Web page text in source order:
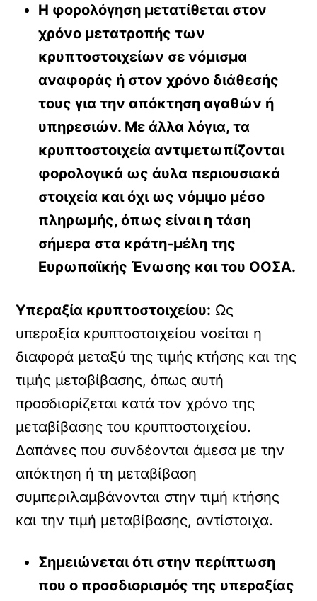
Η φορολόγηση μετατίθεται στον
χρόνο μετατροπής των
κρυπτοστοιχείων σε νόμισμα
αναφοράς ή στον χρόνο διάθεσής
τους για την απόκτηση αγαθών ή
υπηρεσιών. Με άλλα λόγια, τα
κρυπτοστοιχεία αντιμετωπίζονται
φορολογικά ως άυλα περιουσιακά
στοιχεία και όχι ως νόμιμο μέσο
πληρωμής, όπως είναι η τάση
σήμερα στα κράτη-μέλη της
Ευρωπαϊκής Ένωσης και του ΟΟΣΑ.
Υπεραξία κρυπτοστοιχείου: Ως
υπεραξία κρυπτοστοιχείου νοείται η
διαφορά μεταξύ της τιμής κτήσης και της
τιμής μεταβίβασης, όπως αυτή
προσδιορίζεται κατά τον χρόνο της
μεταβίβασης του κρυπτοστοιχείου.
Δαπάνες που συνδέονται άμεσα με την
απόκτηση ή τη μεταβίβαση
συμπεριλαμβάνονται στην τιμή κτήσης
και την τιμή μεταβίβασης, αντίστοιχα.
Σημειώνεται ότι στην περίπτωση
που ο προσδιορισμός της υπεραξίας